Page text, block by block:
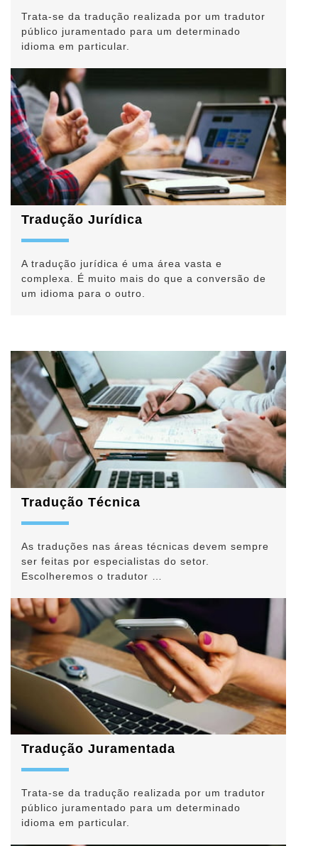
Trata-se da tradução realizada por um tradutor
público juramentado para um determinado
idioma em particular.
Tradução Jurídica
A tradução jurídica é uma área vasta e
complexa. É muito mais do que a conversão de
um idioma para o outro.
Tradução Técnica
As traduções nas áreas técnicas devem sempre
ser feitas por especialistas do setor.
Escolheremos o tradutor …
Tradução Juramentada
Trata-se da tradução realizada por um tradutor
público juramentado para um determinado
idioma em particular.